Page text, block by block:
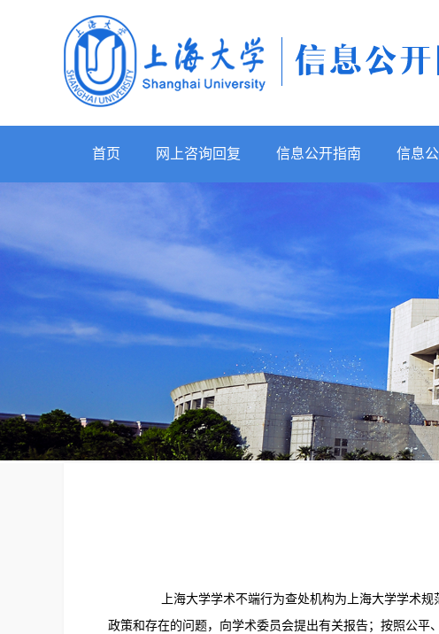
首页 网上咨询回复 信息公开指南 信息
上海大学学术不端行为查处机构为上海大学学术规范
政策和存在的问题，向学术委员会提出有关报告；按照公平